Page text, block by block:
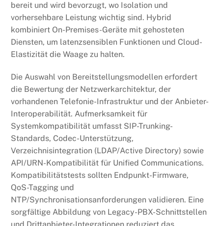
bereit und wird bevorzugt, wo Isolation und
vorhersehbare Leistung wichtig sind. Hybrid
kombiniert On-Premises-Geräte mit gehosteten
Diensten, um latenzsensiblen Funktionen und Cloud-
Elastizität die Waage zu halten.
Die Auswahl von Bereitstellungsmodellen erfordert
die Bewertung der Netzwerkarchitektur, der
vorhandenen Telefonie-Infrastruktur und der Anbieter-
Interoperabilität. Aufmerksamkeit für
Systemkompatibilität umfasst SIP-Trunking-
Standards, Codec-Unterstützung,
Verzeichnisintegration (LDAP/Active Directory) sowie
API/URN-Kompatibilität für Unified Communications.
Kompatibilitätstests sollten Endpunkt-Firmware,
QoS-Tagging und
NTP/Synchronisationsanforderungen validieren. Eine
sorgfältige Abbildung von Legacy-PBX-Schnittstellen